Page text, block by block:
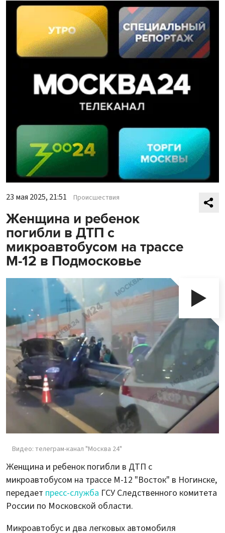
23 мая 2025, 21:51 Происшествия
Женщина и ребенок
погибли в ДТП с
микроавтобусом на трассе
М-12 в Подмосковье
Видео: телеграм-канал "Москва 24"
Женщина и ребенок погибли в ДТП с
микроавтобусом на трассе М-12 "Восток" в Ногинске,
передает пресс-служба ГСУ Следственного комитета
России по Московской области.
Микроавтобус и два легковых автомобиля